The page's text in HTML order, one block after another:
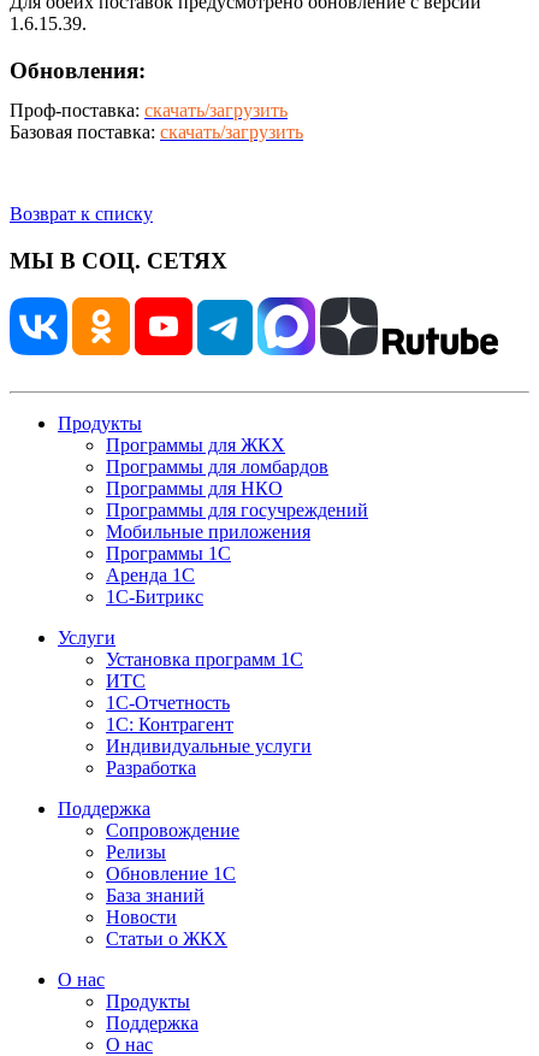
1.6.15.39.
Обновления:
Проф-поставка: скачать/загрузить
Базовая поставка: скачать/загрузить
Возврат к списку
МЫ В СОЦ. СЕТЯХ
Продукты
Программы для ЖКХ
Программы для ломбардов
Программы для НКО
Программы для госучреждений
Мобильные приложения
Программы 1С
Аренда 1С
1С-Битрикс
Услуги
Установка программ 1С
ИТС
1С-Отчетность
1С: Контрагент
Индивидуальные услуги
Разработка
Поддержка
Сопровождение
Релизы
Обновление 1С
База знаний
Новости
Статьи о ЖКХ
О нас
Продукты
Поддержка
О нас